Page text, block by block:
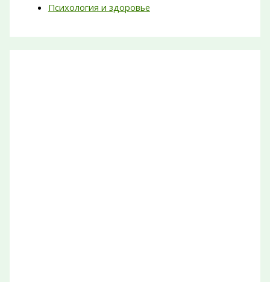
Психология и здоровье